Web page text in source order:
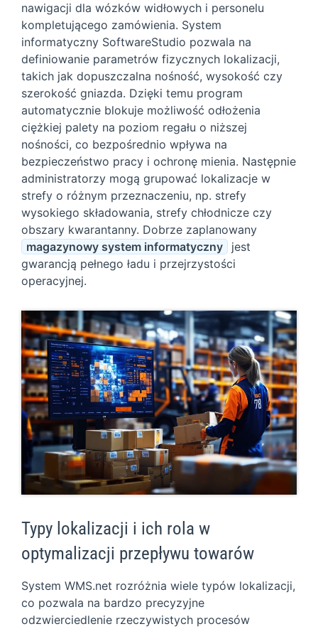
nawigacji dla wózków widłowych i personelu
kompletującego zamówienia. System
informatyczny SoftwareStudio pozwala na
definiowanie parametrów fizycznych lokalizacji,
takich jak dopuszczalna nośność, wysokość czy
szerokość gniazda. Dzięki temu program
automatycznie blokuje możliwość odłożenia
ciężkiej palety na poziom regału o niższej
nośności, co bezpośrednio wpływa na
bezpieczeństwo pracy i ochronę mienia. Następnie
administratorzy mogą grupować lokalizacje w
strefy o różnym przeznaczeniu, np. strefy
wysokiego składowania, strefy chłodnicze czy
obszary kwarantanny. Dobrze zaplanowany
magazynowy system informatyczny
jest
gwarancją pełnego ładu i przejrzystości
operacyjnej.
Typy lokalizacji i ich rola w
optymalizacji przepływu towarów
System WMS.net rozróżnia wiele typów lokalizacji,
co pozwala na bardzo precyzyjne
odzwierciedlenie rzeczywistych procesów